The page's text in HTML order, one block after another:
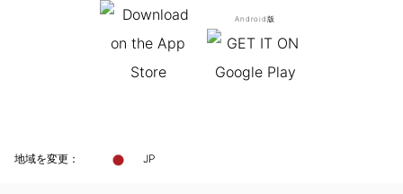
Android版
地域を変更： JP